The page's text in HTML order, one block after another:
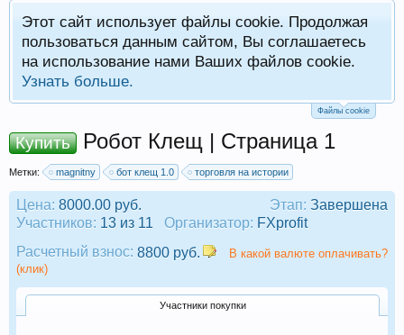
Этот сайт использует файлы cookie. Продолжая
пользоваться данным сайтом, Вы соглашаетесь
на использование нами Ваших файлов cookie.
Узнать больше.
Файлы cookie
Купить Робот Клещ | Страница 1
Метки: magnitny бот клещ 1.0 торговля на истории
Этап: Завершена
Цена: 8000.00 руб.
Участников: 13 из 11 Организатор: FXprofit
Расчетный взнос: 8800 руб.
В какой валюте оплачивать?
(клик)
Участники покупки